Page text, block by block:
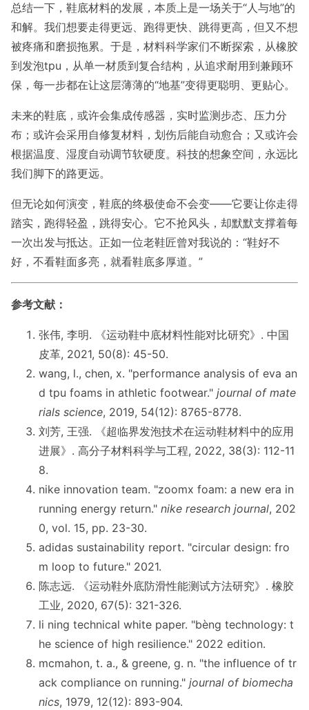
总结一下，鞋底材料的发展，本质上是一场关于“人与地”的
和解。我们想要走得更远、跑得更快、跳得更高，但又不想
被疼痛和磨损拖累。于是，材料科学家们不断探索，从橡胶
到发泡tpu，从单一材质到复合结构，从追求耐用到兼顾环
保，每一步都在让这层薄薄的“地基”变得更聪明、更贴心。
未来的鞋底，或许会集成传感器，实时监测步态、压力分
布；或许会采用自修复材料，划伤后能自动愈合；又或许会
根据温度、湿度自动调节软硬度。科技的想象空间，永远比
我们脚下的路更远。
但无论如何演变，鞋底的终极使命不会变——它要让你走得
踏实，跑得轻盈，跳得安心。它不抢风头，却默默支撑着每
一次出发与抵达。正如一位老鞋匠曾对我说的：“鞋好不
好，不看鞋面多亮，就看鞋底多厚道。”
参考文献：
张伟, 李明. 《运动鞋中底材料性能对比研究》. 中国
皮革, 2021, 50(8): 45-50.
wang, l., chen, x. "performance analysis of eva an
d tpu foams in athletic footwear." journal of mate
rials science, 2019, 54(12): 8765-8778.
刘芳, 王强. 《超临界发泡技术在运动鞋材料中的应用
进展》. 高分子材料科学与工程, 2022, 38(3): 112-11
8.
nike innovation team. "zoomx foam: a new era in
running energy return." nike research journal, 202
0, vol. 15, pp. 23-30.
adidas sustainability report. "circular design: fro
m loop to future." 2021.
陈志远. 《运动鞋外底防滑性能测试方法研究》. 橡胶
工业, 2020, 67(5): 321-326.
li ning technical white paper. "bèng technology: t
he science of high resilience." 2022 edition.
mcmahon, t. a., & greene, g. n. "the influence of tr
ack compliance on running." journal of biomecha
nics, 1979, 12(12): 893-904.